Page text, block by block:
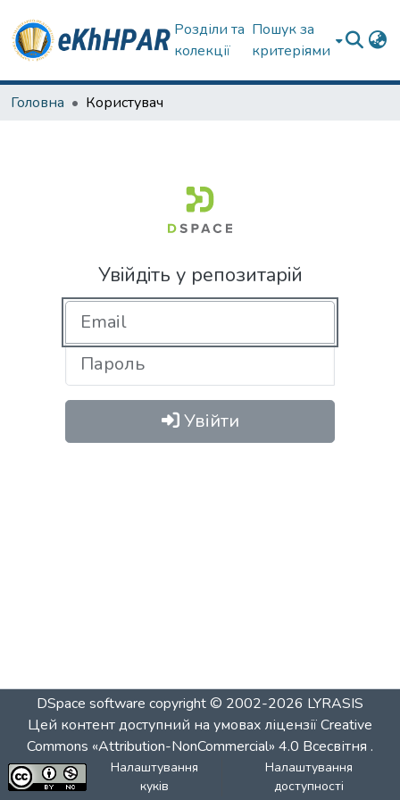
Розділи та
колекції
Пошук за
критеріями
Головна Користувач
Увійдіть у репозитарій
Увійти
DSpace software copyright © 2002-2026 LYRASIS
Цей контент доступний на умовах ліцензіїCreative
Commons «Attribution-NonCommercial» 4.0 Всесвітня .
Налаштування
куків
Налаштування
доступності